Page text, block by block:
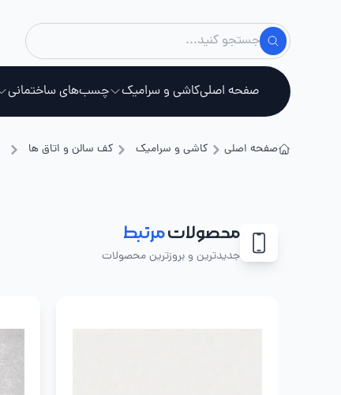
صفحه اصلیکاشی و سرامیک چسب‌های ساختمانی
صفحه اصلی کاشی و سرامیک کف سالن و اتاق ها
محصولاتمرتبط
جدیدترین و بروزترین محصولات